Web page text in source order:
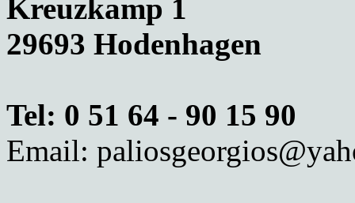
Kreuzkamp 1
29693 Hodenhagen
Tel: 0 51 64 - 90 15 90
Email: